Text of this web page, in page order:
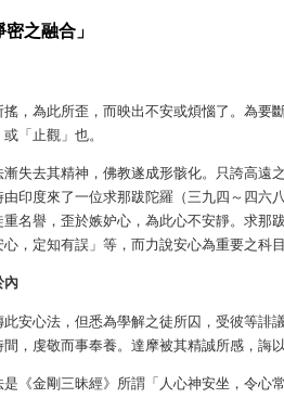
之融合」
，為此所歪，而映出不安或煩惱了。為要
「止觀」也。
失去其精神，佛教遂成形骸化。只誇高遠
印度來了一位求那跋陀羅（三九四～四六
名譽，歪於嫉妒心，為此心不安靜。求那
心，定知有誤」等，而力說安心為重要之科
內
安心法，但悉為學解之徒所囚，受彼等誹
，虔敬而事奉養。達摩被其精誠所感，誨
《金剛三昧經》所謂「人心神安坐，令心